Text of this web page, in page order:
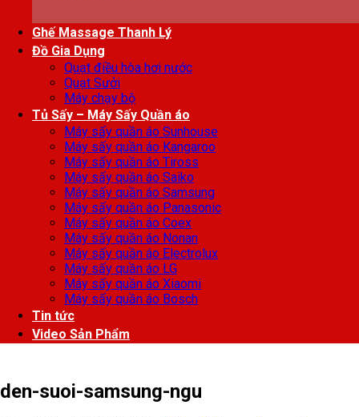
Ghế Massage Thanh Lý
Đồ Gia Dụng
Quạt điều hòa hơi nước
Quạt Sưởi
Máy chạy bộ
Tủ Sấy – Máy Sấy Quần áo
Máy sấy quần áo Sunhouse
Máy sấy quần áo Kangaroo
Máy sấy quần áo Tiross
Máy sấy quần áo Saiko
Máy sấy quần áo Samsung
Máy sấy quần áo Panasonic
Máy sấy quần áo Coex
Máy sấy quần áo Nonan
Máy sấy quần áo Electrolux
Máy sấy quần áo LG
Máy sấy quần áo Xiaomi
Máy sấy quần áo Bosch
Tin tức
Video Sản Phẩm
den-suoi-samsung-ngu